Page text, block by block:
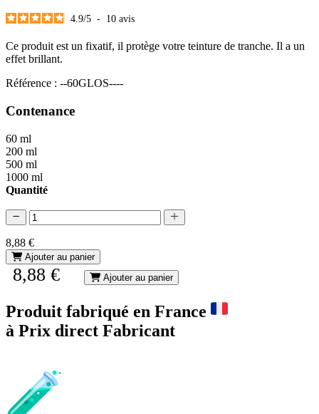
4.9/5 - 10 avis
Ce produit est un fixatif, il protège votre teinture de tranche. Il a un
effet brillant.
Référence : --60GLOS----
Contenance
60 ml
200 ml
500 ml
1000 ml
Quantité
8,88 €
Ajouter au panier
8,88 € Ajouter au panier
Produit fabriqué en France
à Prix direct Fabricant